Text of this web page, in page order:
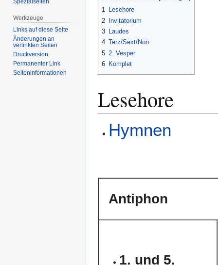
1 Lesehore
2
Invitatorium
3 Laudes
4 Terz/Sext/Non
5 2. Vesper
6 Komplet
Lesehore
Hymnen
Antiphon
1. und 5.
Werkzeuge
Links auf diese Seite
Änderungen an
verlinkten Seiten
Druckversion
Permanenter Link
Seiten­­informationen